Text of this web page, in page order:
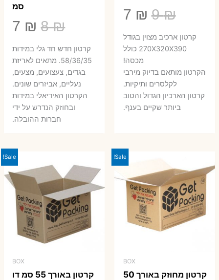
9₪
המחיר
המקורי
היה:
9 ₪.
7 ₪
הנוכחי
הוא:
קרטון ארכיב מצוין בגודל
270X320X390 כולל
מכסה!
הקרטון מותאם בדיוק מירבי
לקלסרים ותיקיות.
קרטון הארכיון הגדול והטוב
ביותר שקיים בענף.
סמ
8₪
היה:
8 ₪.
7 ₪
7 ₪.
קרטון חדש חד גלי במידות
58/36/35. מתאים לאריזת
בגדים, צעצועים, מצעים,
נעליים, אביזרים שונים.
הקרטון האידיאלי במידות
ובחוזק הנדרש על ידי
חברות ההובלה.
Sale!
BOX
קרטון מחוזק באורך 50
Sale!
BOX
קרטון באורך 55 סמ דו